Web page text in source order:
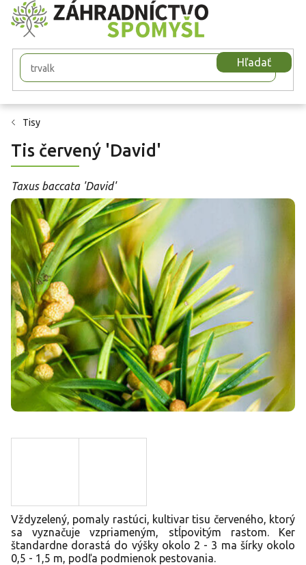
Prejsť
na
obsah
Hľadať
Tisy
Tis červený 'David'
Taxus baccata 'David'
Vždyzelený, pomaly rastúci, kultivar tisu červeného, ​​ktorý
sa vyznačuje vzpriameným, stĺpovitým rastom. Ker
štandardne dorastá do výšky okolo 2 - 3 ma šírky okolo
0,5 - 1,5 m, podľa podmienok pestovania.